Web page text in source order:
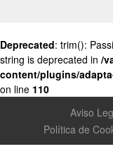
Deprecated: trim():
string is deprecated in /
content/plugins/
on line 110
Aviso
Política de